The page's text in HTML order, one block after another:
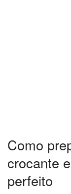
Como
crocante
perfeito